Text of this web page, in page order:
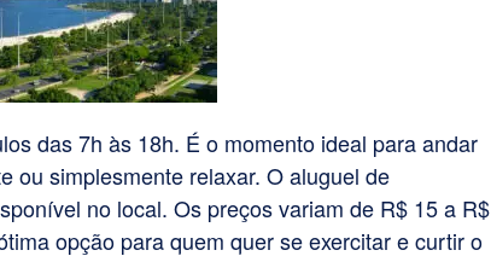
das 7h às 18h. É o momento ideal para andar
ou simplesmente relaxar. O aluguel de
no local. Os preços variam de R$ 15 a R$
opção para quem quer se exercitar e curtir o